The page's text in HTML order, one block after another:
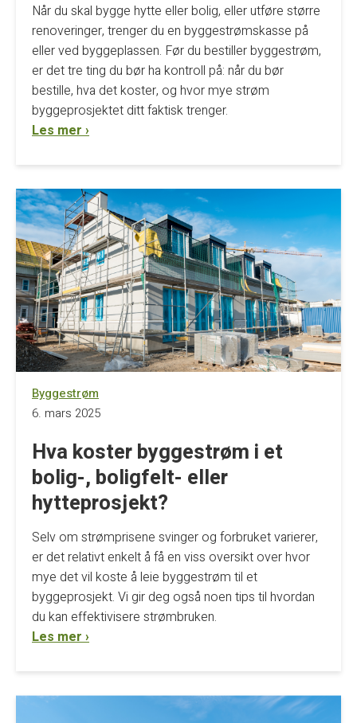
Når du skal bygge hytte eller bolig, eller utføre større
renoveringer, trenger du en byggestrømskasse på
eller ved byggeplassen. Før du bestiller byggestrøm,
er det tre ting du bør ha kontroll på: når du bør
bestille, hva det koster, og hvor mye strøm
byggeprosjektet ditt faktisk trenger.
Les mer ›
Byggestrøm
6. mars 2025
Hva koster byggestrøm i et
bolig-, boligfelt- eller
hytteprosjekt?
Selv om strømprisene svinger og forbruket varierer,
er det relativt enkelt å få en viss oversikt over hvor
mye det vil koste å leie byggestrøm til et
byggeprosjekt. Vi gir deg også noen tips til hvordan
du kan effektivisere strømbruken.
Les mer ›